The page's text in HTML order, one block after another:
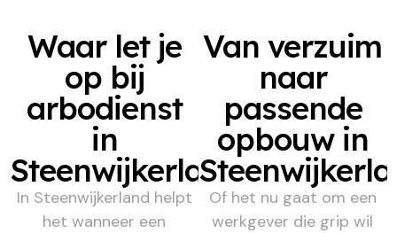
Waar let je
op bij
arbodienst
in
Steenwijkerland
In Steenwijkerland helpt
het wanneer een
Van verzuim
naar
passende
opbouw in
Of het nu gaat om een
werkgever die grip wil